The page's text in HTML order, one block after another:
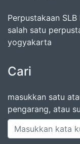
Perpustakaan
salah satu
yogyakarta
Cari
masukkan satu
pengarang, atau